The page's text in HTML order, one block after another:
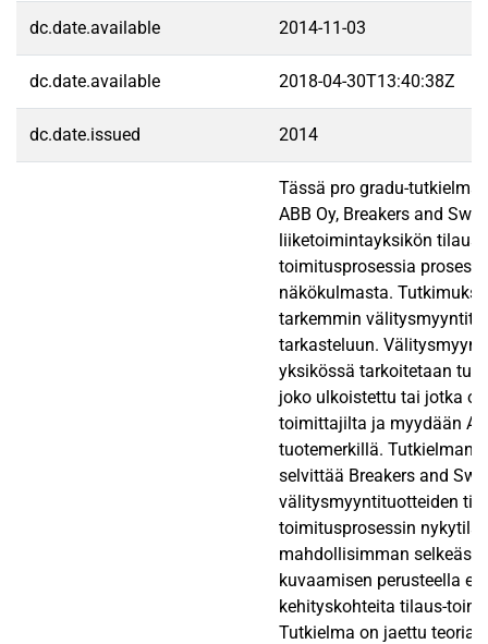
dc.date.available 2014-11-03
dc.date.available 2018-04-30T13:40:38Z
dc.date.issued 2014
Tässä pro gradu-
ABB Oy, Breakers and
liiketoimintayksikön tilaus-
toimitusprosessia
näkökulmasta.
tarkemmin
tarkasteluun.
yksikössä tarkoitetaan
joko ulkoistettu tai jotka
toimittajilta ja myydään
tuotemerkillä. Tutkielman
selvittää Breakers and
välitysmyyntituotteiden
toimitusprosessin nykytila
mahdollisimman
kuvaamisen perusteella
kehityskohteita tilaus-
Tutkielma on jaettu